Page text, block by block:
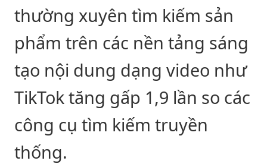
thường xuyên tìm kiếm sản
phẩm trên các nền tảng sáng
tạo nội dung dạng video như
TikTok tăng gấp 1,9 lần so các
công cụ tìm kiếm truyền
thống.